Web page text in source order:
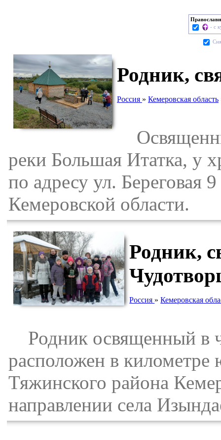
- с
Родник,
Россия » Кемеровская область
реки Большая Итатка, у
по адресу ул. Береговая
Кемеровской области.
Родник,
Россия »Кемеровская
Родник освященный в
расположен в километре
Тяжинского района
направлении села